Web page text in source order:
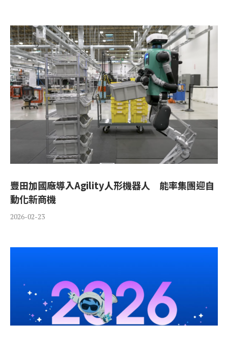
豐田加國廠導入Agility人形機器人 能率集團迎自
動化新商機
2026-02-23